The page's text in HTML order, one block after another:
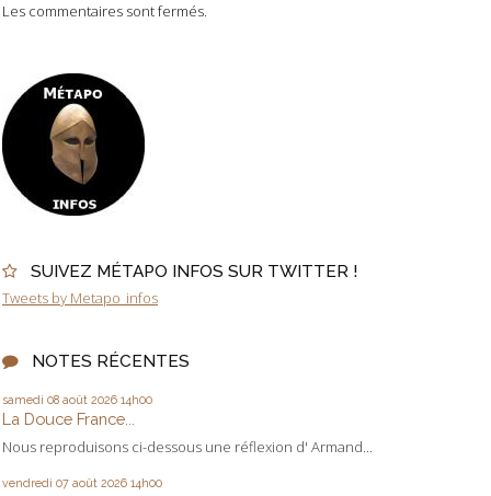
SUIVEZ MÉTAPO INFOS SUR TWITTER !
Tweets by Metapo_infos
NOTES RÉCENTES
samedi 08 août 2026 14h00
La Douce France...
Nous reproduisons ci-dessous une réflexion d' Armand...
vendredi 07 août 2026 14h00
Les commentaires sont fermés.